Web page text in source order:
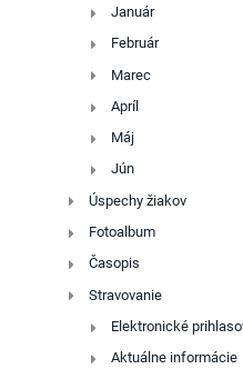
Január
Február
Marec
Apríl
Máj
Jún
Úspechy žiakov
Fotoalbum
Časopis
Stravovanie
Elektronické
Aktuálne informácie